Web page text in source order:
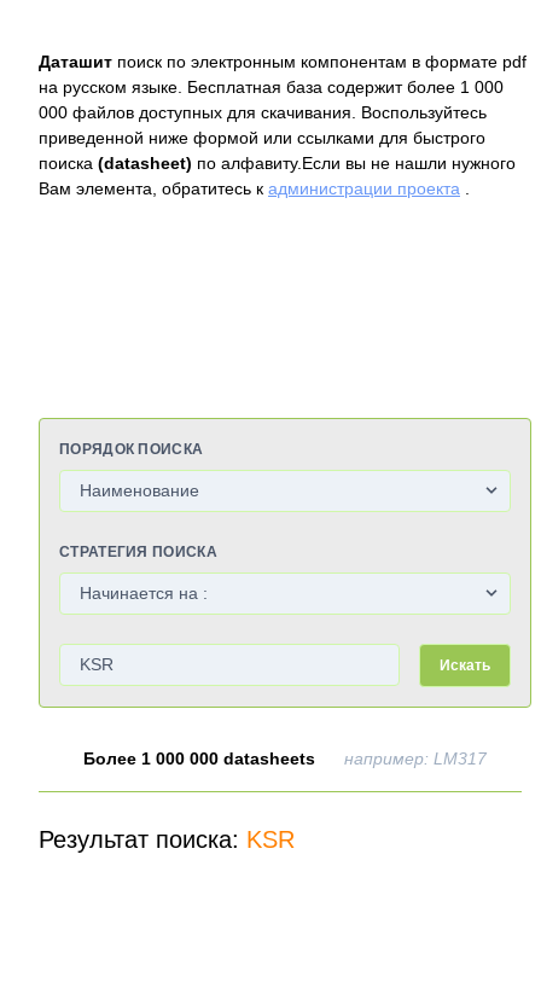
Даташит поиск по электронным компонентам в формате pdf
на русском языке. Бесплатная база содержит более 1 000
000 файлов доступных для скачивания. Воспользуйтесь
приведенной ниже формой или ссылками для быстрого
поиска (datasheet) по алфавиту.Если вы не нашли нужного
Вам элемента, обратитесь к администрации проекта
ПОРЯДОК ПОИСКА
СТРАТЕГИЯ ПОИСКА
Искать
Более 1 000 000 datasheets например: LM317
Результат поиска: KSR